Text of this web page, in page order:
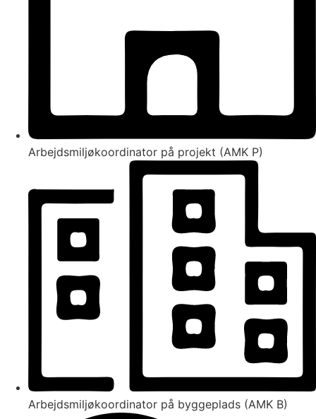
Arbejdsmiljøkoordinator på projekt (AMK P)
Arbejdsmiljøkoordinator på byggeplads (AMK B)